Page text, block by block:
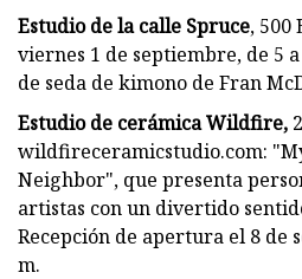
Estudio de la calle Spruce, 500
viernes 1 de septiembre, de 5
de seda de kimono de Fran
Estudio de cerámica Wildfire,
wildfireceramicstudio.com:
Neighbor", que presenta
artistas con un divertido
Recepción de apertura el 8 de
m.